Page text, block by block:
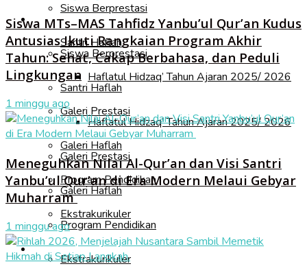
Siswa Berprestasi
Santri Haflah
Haflatul Hidzaq’ Tahun Ajaran 2025/ 2026
Galeri Prestasi
Galeri Haflah
Program Pendidikan
Ekstrakurikuler
Fasilitas
Akademik
Siswa Berprestasi
Santri Haflah
Haflatul Hidzaq’ Tahun Ajaran 2025/ 2026
Galeri Prestasi
Galeri Haflah
Program Pendidikan
Ekstrakurikuler
Siswa MTs–MAS Tahfidz Yanbu’ul Qur’an Kudus
Antusias Ikuti Rangkaian Program Akhir
Tahun: Sehat, Cakap Berbahasa, dan Peduli
Lingkungan
1 minggu ago
Meneguhkan Nilai Al-Qur’an dan Visi Santri
Yanbu’ul Qur’an di Era Modern Melaui Gebyar
Muharram
1 minggu ago